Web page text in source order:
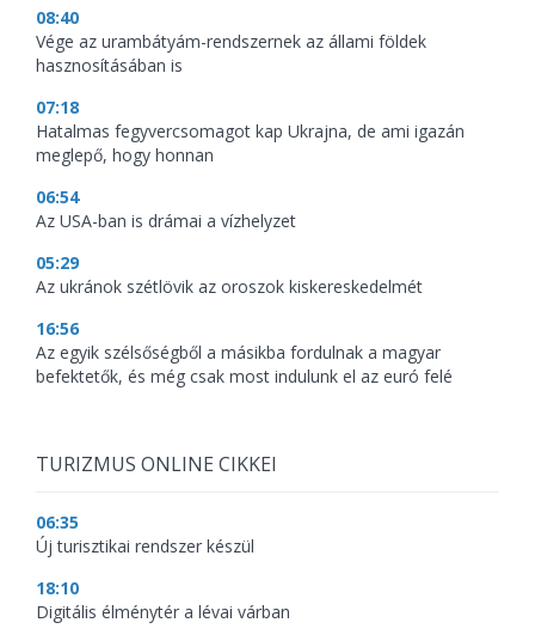
08:40
Vége az urambátyám-rendszernek az állami földek
hasznosításában is
07:18
Hatalmas fegyvercsomagot kap Ukrajna, de ami igazán
meglepő, hogy honnan
06:54
Az USA-ban is drámai a vízhelyzet
05:29
Az ukránok szétlövik az oroszok kiskereskedelmét
16:56
Az egyik szélsőségből a másikba fordulnak a magyar
befektetők, és még csak most indulunk el az euró felé
TURIZMUS ONLINE CIKKEI
06:35
Új turisztikai rendszer készül
18:10
Digitális élménytér a lévai várban